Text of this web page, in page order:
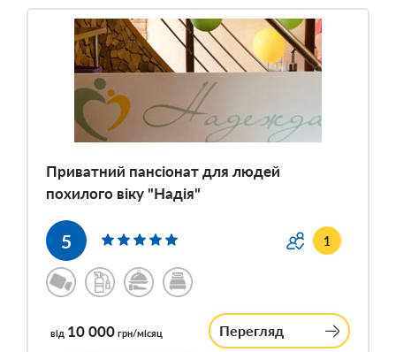
Приватний пансіонат для людей
похилого віку "Надія"
5 1
від 10 000 грн/місяц Перегляд